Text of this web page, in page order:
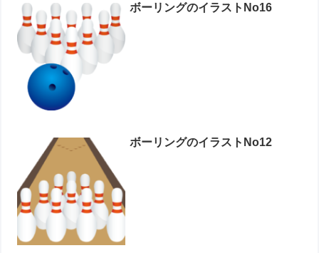
ボーリングのイラストNo16
ボーリングのイラストNo12